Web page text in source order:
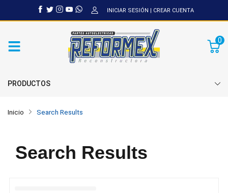
INICIAR SESIÓN | CREAR CUENTA
0
PRODUCTOS
Inicio Search Results
Search Results